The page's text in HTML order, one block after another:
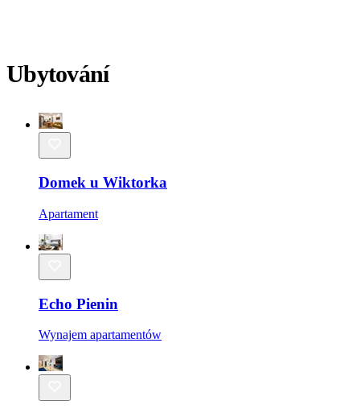
Ubytování
Domek u Wiktorka
Apartament
Echo Pienin
Wynajem apartamentów